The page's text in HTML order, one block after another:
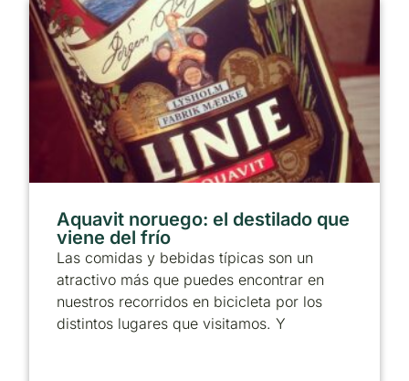
Aquavit noruego: el destilado que
viene del frío
Las comidas y bebidas típicas son un
atractivo más que puedes encontrar en
nuestros recorridos en bicicleta por los
distintos lugares que visitamos. Y